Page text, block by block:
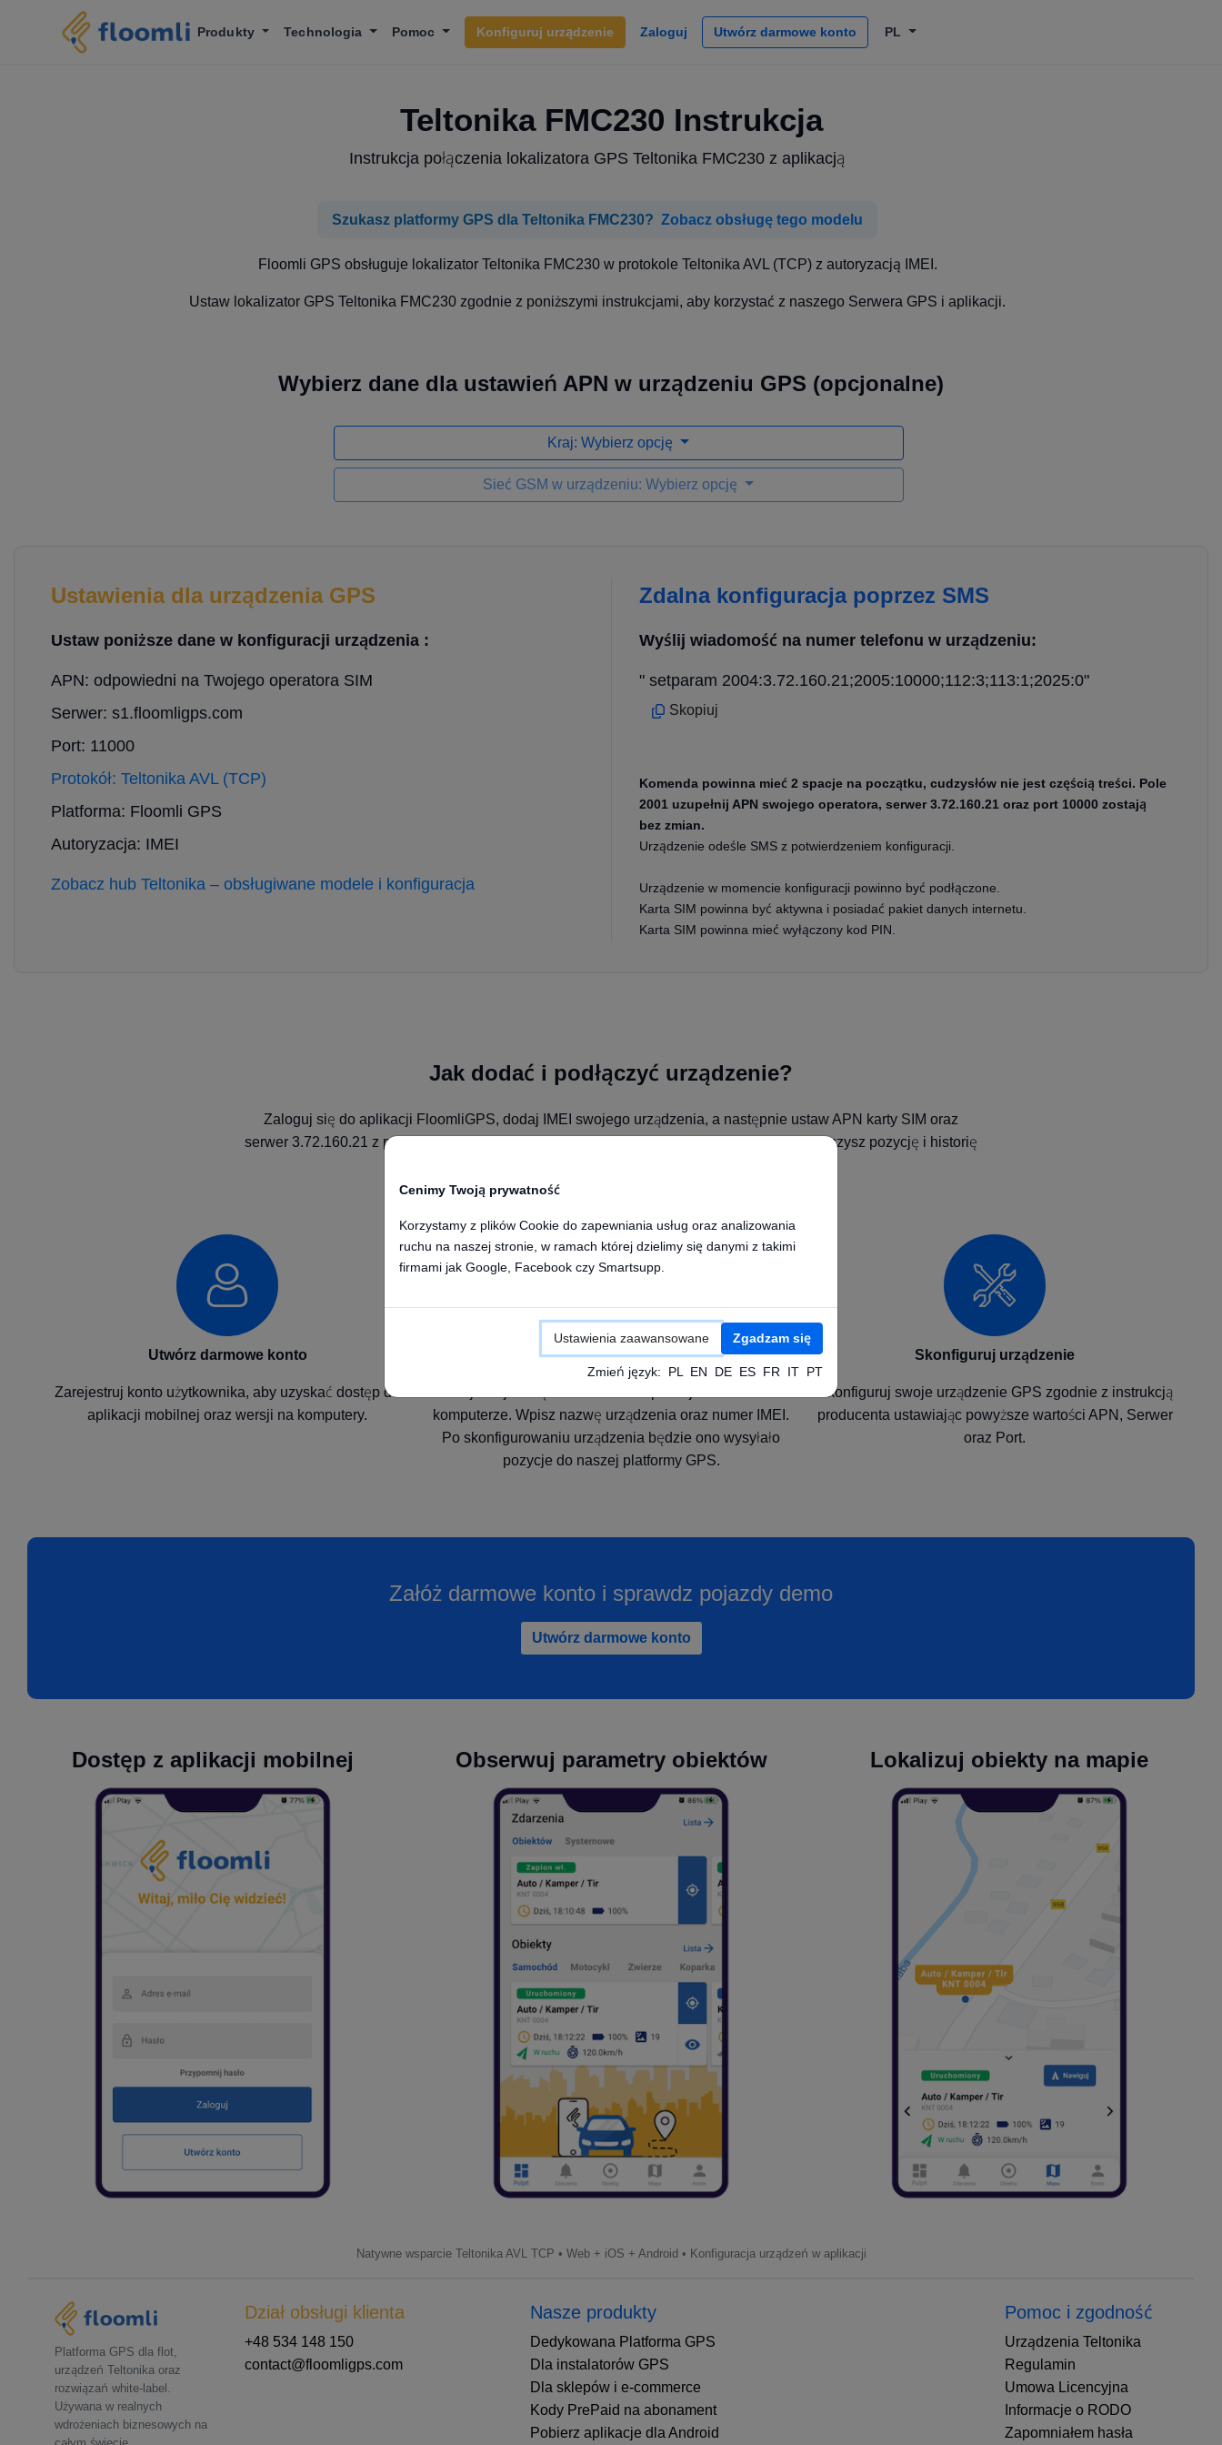
Produkty Technologia Pomoc Konfiguruj urządzenie Zaloguj Utwórz darmowe konto PL
Teltonika FMC230 Instrukcja
Instrukcja połączenia lokalizatora GPS Teltonika FMC230 z aplikacją
Szukasz platformy GPS dla Teltonika FMC230? Zobacz obsługę tego modelu
Floomli GPS obsługuje lokalizator Teltonika FMC230 w protokole Teltonika AVL (TCP) z autoryzacją IMEI.
Ustaw lokalizator GPS Teltonika FMC230 zgodnie z poniższymi instrukcjami, aby korzystać z naszego Serwera GPS i aplikacji.
Wybierz dane dla ustawień APN w urządzeniu GPS (opcjonalne)
Kraj: Wybierz opcję
Sieć GSM w urządzeniu: Wybierz opcję
Ustawienia dla urządzenia GPS
Ustaw poniższe dane w konfiguracji urządzenia :
APN: odpowiedni na Twojego operatora SIM
Serwer: s1.floomligps.com
Port: 11000
Protokół: Teltonika AVL (TCP)
Platforma: Floomli GPS
Autoryzacja: IMEI
Zobacz hub Teltonika – obsługiwane modele i konfiguracja
Zdalna konfiguracja poprzez SMS
Wyślij wiadomość na numer telefonu w urządzeniu:
" setparam 2004:3.72.160.21;2005:10000;112:3;113:1;2025:0"
Skopiuj
Komenda powinna mieć 2 spacje na początku, cudzysłów nie jest częścią treści. Pole
2001 uzupełnij APN swojego operatora, serwer 3.72.160.21 oraz port 10000 zostają
bez zmian.
Urządzenie odeśle SMS z potwierdzeniem konfiguracji.
Urządzenie w momencie konfiguracji powinno być podłączone.
Karta SIM powinna być aktywna i posiadać pakiet danych internetu.
Karta SIM powinna mieć wyłączony kod PIN.
Jak dodać i podłączyć urządzenie?
Zaloguj się do aplikacji FloomliGPS, dodaj IMEI swojego urządzenia, a następnie ustaw APN karty SIM oraz
serwer 3.72.160.21 z portem 10000 (komenda setparam). Po kilku minutach na mapie zobaczysz pozycję i historię
Utwórz darmowe konto
Zarejestruj konto użytkownika, aby uzyskać dostęp do
aplikacji mobilnej oraz wersji na komputery.
Dodaj pojazd w aplikacji
komputerze. Wpisz nazwę urządzenia oraz numer IMEI.
Po skonfigurowaniu urządzenia będzie ono wysyłało
pozycje do naszej platformy GPS.
Skonfiguruj urządzenie
Skonfiguruj swoje urządzenie GPS zgodnie z instrukcją
producenta ustawiając powyższe wartości APN, Serwer
oraz Port.
Załóż darmowe konto i sprawdz pojazdy demo
Utwórz darmowe konto
Dostęp z aplikacji mobilnej Obserwuj parametry obiektów Lokalizuj obiekty na mapie
Natywne wsparcie Teltonika AVL TCP • Web + iOS + Android • Konfiguracja urządzeń w aplikacji
Platforma GPS dla flot,
urządzeń Teltonika oraz
rozwiązań white-label.
Używana w realnych
wdrożeniach biznesowych na
Dział obsługi klienta
+48 534 148 150
contact@floomligps.com
Nasze produkty
Dedykowana Platforma GPS
Dla instalatorów GPS
Dla sklepów i e-commerce
Kody PrePaid na abonament
Pobierz aplikacje dla Android
Pomoc i zgodność
Urządzenia Teltonika
Regulamin
Umowa Licencyjna
Informacje o RODO
Zapomniałem hasła
Cenimy Twoją prywatność
Korzystamy z plików Cookie do zapewniania usług oraz analizowania
ruchu na naszej stronie, w ramach której dzielimy się danymi z takimi
firmami jak Google, Facebook czy Smartsupp.
Ustawienia zaawansowane Zgadzam się
Zmień język: PL EN DE ES FR IT PT